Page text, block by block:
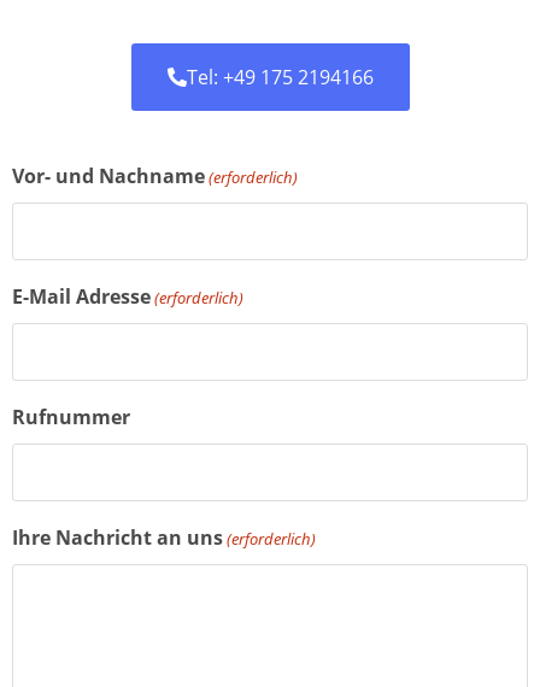
Tel: +49 175 2194166
Vor- und Nachname(erforderlich)
E-Mail Adresse(erforderlich)
Rufnummer
Ihre Nachricht an uns(erforderlich)